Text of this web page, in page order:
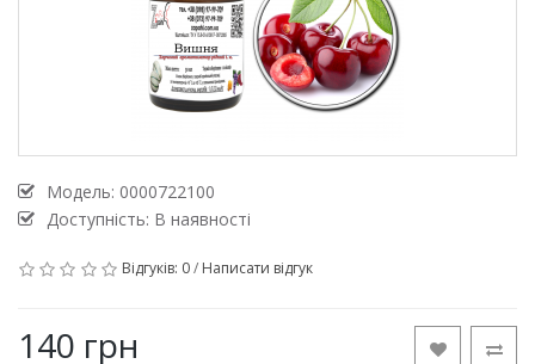
Модель: 0000722100
Доступність: В наявності
Відгуків: 0/ Написати відгук
140 грн